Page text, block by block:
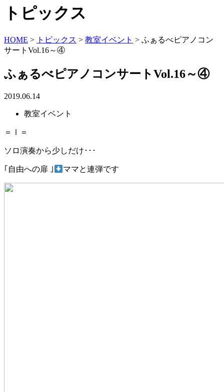
トピックス
HOME > トピックス > 教室イベント > ふぁるべピアノコン
サートVol.16～④
ふぁるべピアノコンサートVol.16～④
2019.06.14
教室イベント
＝Ⅰ＝
ソロ演奏から少しだけ･･･
｢自由への扉 ｣ ママと連弾です